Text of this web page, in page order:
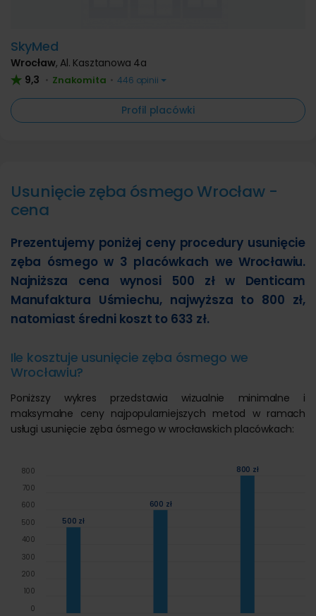
SkyMed
Wrocław, Al. Kasztanowa 4a
9,3 • Znakomita • 446 opinii
Profil placówki
Usunięcie zęba ósmego Wrocław -
cena
Prezentujemy poniżej ceny procedury usunięcie
zęba ósmego w 3 placówkach we Wrocławiu.
Najniższa cena wynosi 500 zł w Denticam
Manufaktura Uśmiechu, najwyższa to 800 zł,
natomiast średni koszt to 633 zł.
Ile kosztuje usunięcie zęba ósmego we
Wrocławiu?
Poniższy wykres przedstawia wizualnie minimalne i
maksymalne ceny najpopularniejszych metod w ramach
usługi usunięcie zęba ósmego w wrocławskich placówkach:
500 zł
600 zł
800 zł
0
100
200
300
400
500
600
700
800